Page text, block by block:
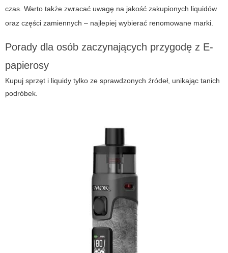
czas. Warto także zwracać uwagę na jakość zakupionych liquidów
oraz części zamiennych – najlepiej wybierać renomowane marki.
Porady dla osób zaczynających przygodę z E-
papierosy
Kupuj sprzęt i liquidy tylko ze sprawdzonych źródeł, unikając tanich
podróbek.